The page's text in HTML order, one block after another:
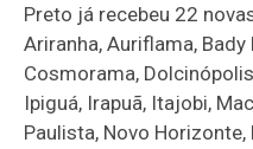
Preto já recebeu 22
Ariranha, Auriflama,
Cosmorama,
Ipiguá, Irapuã, Itajobi,
Paulista, Novo